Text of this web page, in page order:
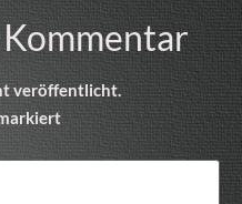
veröffentlicht.